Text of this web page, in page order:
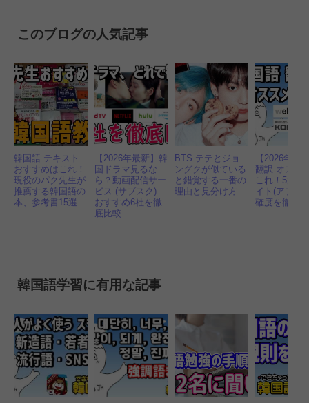
このブログの人気記事
韓国語 テキスト
おすすめはこれ！
現役のパク先生が
推薦する韓国語の
本、参考書15選
【2026年最新】韓
国ドラマ見るな
ら？動画配信サー
ビス (サブスク)
おすすめ6社を徹
底比較
BTS テテとジョ
ングクが似ている
と錯覚する一番の
理由と見分け方
【2026年】
翻訳 オスス
これ！5大無
イト(アプリ)
確度を徹底
韓国語学習に有用な記事